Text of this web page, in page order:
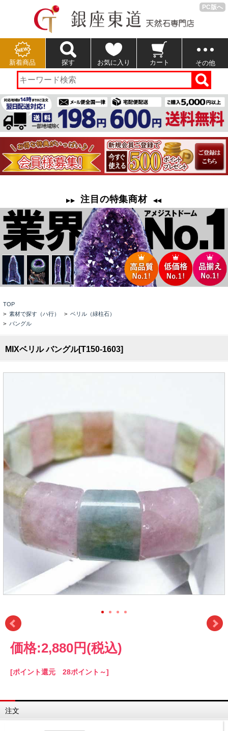
PC版へ
新着商品 探す お気に入り カート その他
TOP
> 素材で探す（ハ行） > ベリル（緑柱石）
> バングル
MIXベリル バングル[T150-1603]
価格:2,880円 (税込)
[ポイント還元 28ポイント～]
注文